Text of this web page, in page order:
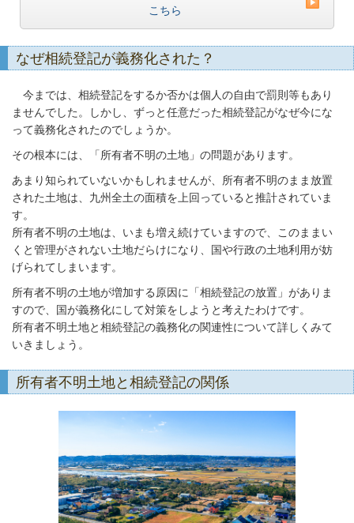
こちら
なぜ相続登記が義務化された？
今までは、相続登記をするか否かは個人の自由で罰則等もあり
ませんでした。しかし、ずっと任意だった相続登記がなぜ今にな
って義務化されたのでしょうか。
その根本には、「所有者不明の土地」の問題があります。
あまり知られていないかもしれませんが、所有者不明のまま放置
された土地は、九州全土の面積を上回っていると推計されていま
す。
所有者不明の土地は、いまも増え続けていますので、このままい
くと管理がされない土地だらけになり、国や行政の土地利用が妨
げられてしまいます。
所有者不明の土地が増加する原因に「相続登記の放置」がありま
すので、国が義務化にして対策をしようと考えたわけです。
所有者不明土地と相続登記の義務化の関連性について詳しくみて
いきましょう。
所有者不明土地と相続登記の関係